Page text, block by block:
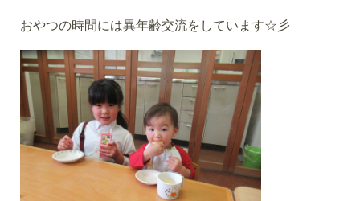
おやつの時間には異年齢交流をしています☆彡